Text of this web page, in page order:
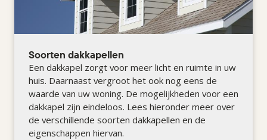
Soorten dakkapellen
Een dakkapel zorgt voor meer licht en ruimte in uw
huis. Daarnaast vergroot het ook nog eens de
waarde van uw woning. De mogelijkheden voor een
dakkapel zijn eindeloos. Lees hieronder meer over
de verschillende soorten dakkapellen en de
eigenschappen hiervan.